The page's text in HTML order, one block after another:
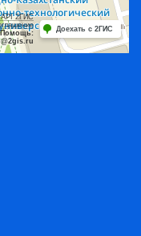
API 2ГИС
Помощь:
Доехать с 2ГИС